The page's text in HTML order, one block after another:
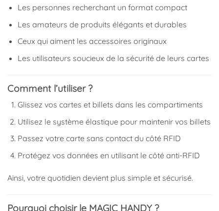
Les personnes recherchant un format compact
Les amateurs de produits élégants et durables
Ceux qui aiment les accessoires originaux
Les utilisateurs soucieux de la sécurité de leurs cartes
Comment l’utiliser ?
Glissez vos cartes et billets dans les compartiments
Utilisez le système élastique pour maintenir vos billets
Passez votre carte sans contact du côté RFID
Protégez vos données en utilisant le côté anti-RFID
Ainsi, votre quotidien devient plus simple et sécurisé.
Pourquoi choisir le MAGIC HANDY ?